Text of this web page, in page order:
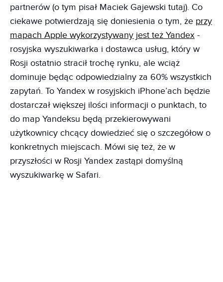
partnerów (o tym pisał Maciek Gajewski tutaj). Co
ciekawe potwierdzają się doniesienia o tym, że przy
mapach Apple wykorzystywany jest też Yandex -
rosyjska wyszukiwarka i dostawca usług, który w
Rosji ostatnio stracił trochę rynku, ale wciąż
dominuje będąc odpowiedzialny za 60% wszystkich
zapytań. To Yandex w rosyjskich iPhone’ach będzie
dostarczał większej ilości informacji o punktach, to
do map Yandeksu będą przekierowywani
użytkownicy chcący dowiedzieć się o szczegółow o
konkretnych miejscach. Mówi się też, że w
przyszłości w Rosji Yandex zastąpi domyślną
wyszukiwarkę w Safari.